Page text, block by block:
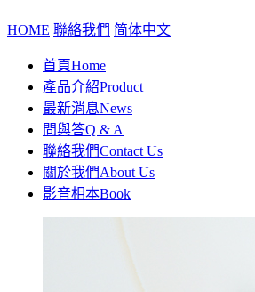
HOME 聯絡我們 简体中文
首頁Home
產品介紹Product
最新消息News
問與答Q & A
聯絡我們Contact Us
關於我們About Us
影音相本Book